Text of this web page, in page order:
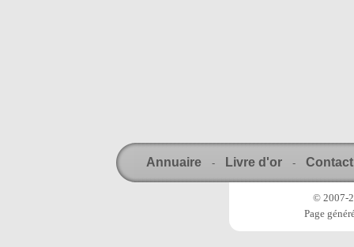
Annuaire - Livre d'or - Contact
© 2007-
Page